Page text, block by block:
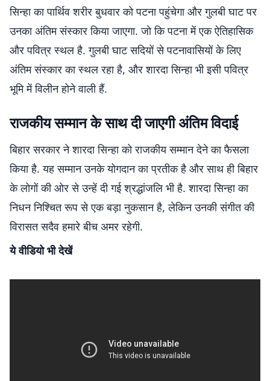
सिन्हा का पार्थिव शरीर बुधवार को पटना पहुंचेगा और गुलबी घाट पर
उनका अंतिम संस्कार किया जाएगा. जो कि पटना में एक ऐतिहासिक
और पवित्र स्थल है. गुलबी घाट सदियों से पटनावासियों के लिए
अंतिम संस्कार का स्थल रहा है, और शारदा सिन्हा भी इसी पवित्र
भूमि में विलीन होने वाली हैं.
राजकीय सम्मान के साथ दी जाएगी अंतिम विदाई
बिहार सरकार ने शारदा सिन्हा को राजकीय सम्मान देने का फैसला
किया है. यह सम्मान उनके योगदान का प्रतीक है और साथ ही बिहार
के लोगों की ओर से उन्हें दी गई श्रद्धांजलि भी है. शारदा सिन्हा का
निधन निश्चित रूप से एक बड़ा नुकसान है, लेकिन उनकी संगीत की
विरासत सदैव हमारे बीच अमर रहेगी.
ये वीडियो भी देखें